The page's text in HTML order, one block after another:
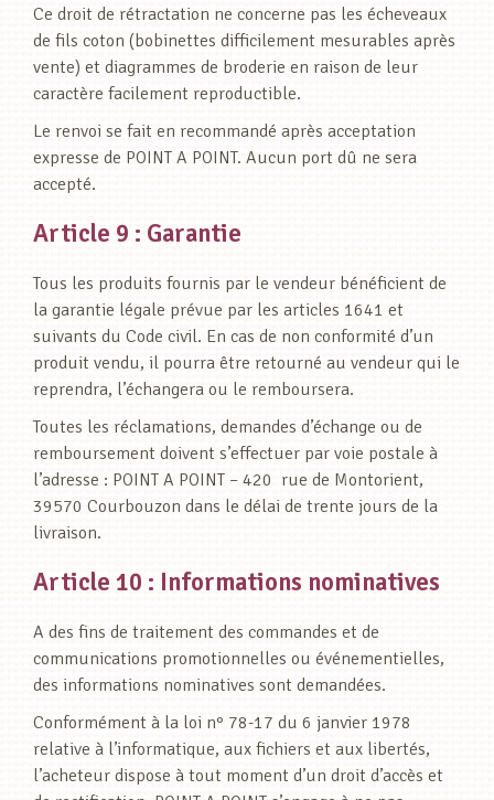
Ce droit de rétractation ne concerne pas les écheveaux
de fils coton (bobinettes difficilement mesurables après
vente) et diagrammes de broderie en raison de leur
caractère facilement reproductible.
Le renvoi se fait en recommandé après acceptation
expresse de POINT A POINT. Aucun port dû ne sera
accepté.
Article 9 : Garantie
Tous les produits fournis par le vendeur bénéficient de
la garantie légale prévue par les articles 1641 et
suivants du Code civil. En cas de non conformité d’un
produit vendu, il pourra être retourné au vendeur qui le
reprendra, l’échangera ou le remboursera.
Toutes les réclamations, demandes d’échange ou de
remboursement doivent s’effectuer par voie postale à
l’adresse : POINT A POINT – 420 rue de Montorient,
39570 Courbouzon dans le délai de trente jours de la
livraison.
Article 10 : Informations nominatives
A des fins de traitement des commandes et de
communications promotionnelles ou événementielles,
des informations nominatives sont demandées.
Conformément à la loi n° 78-17 du 6 janvier 1978
relative à l’informatique, aux fichiers et aux libertés,
l’acheteur dispose à tout moment d’un droit d’accès et